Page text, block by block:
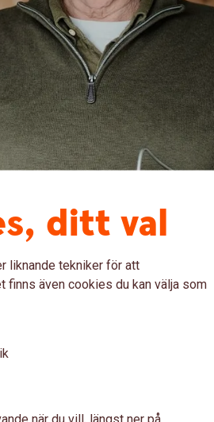
Som
Japan
fick vi
man
var klar
i USA och
ditt val
liknande tekniker för att
även cookies du kan välja som
när du vill, längst ner på